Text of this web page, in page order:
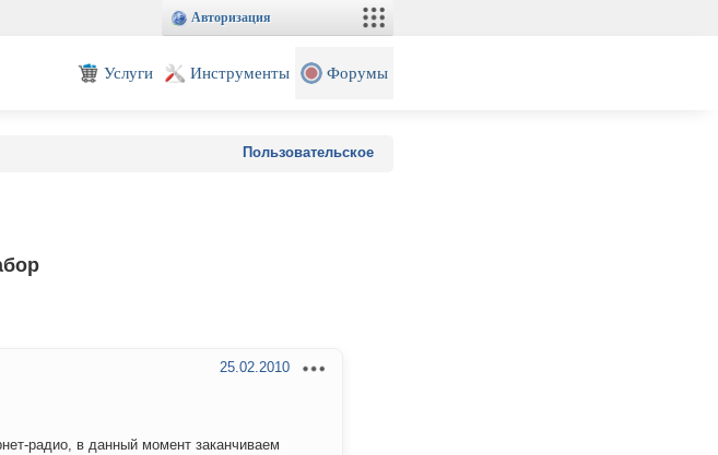
Авторизация
Услуги Инструменты Форумы
Пользовательское
25.02.2010
радио, в данный момент заканчиваем